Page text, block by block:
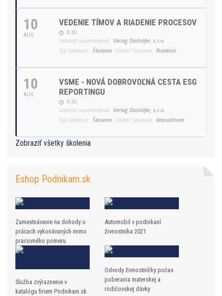
10
AUG
VEDENIE TÍMOV A RIADENIE PROCESOV
8:30
Udalosť usporiadaná: Verlag Dashöfer, s.r.o.
Typ Udalosti: Školenie Oblasť školenia: Riadenie
10
AUG
VSME - NOVÁ DOBROVOĽNÁ CESTA ESG
REPORTINGU
9:30
Udalosť usporiadaná: Verlag Dashöfer, s.r.o.
Typ Udalosti: Školenie Oblasť školenia: Manažment
Zobraziť všetky školenia
Eshop Podnikam.sk
Zamestnávanie na dohody o
prácach vykonávaných mimo
pracovného pomeru
Automobil v podnikaní
živnostníka 2021
Služba zvýraznenie v
katalógu firiem Podnikam.sk
Odvody živnostníčky počas
poberania materskej a
rodičovskej dávky